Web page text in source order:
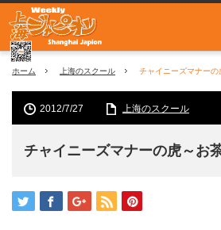
ホーム 上海のスクール チャイニーズマナーの
2012/7/27 上海のスクール
チャイニーズマナーの虎～お